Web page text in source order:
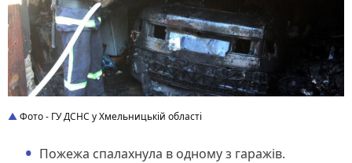
Фото - ГУ ДСНС у Хмельницькій області
Пожежа спалахнула в одному з гаражів.